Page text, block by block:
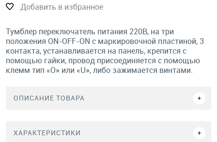
Добавить в избранное
Тумблер переключатель питания 220В, на три
положения ON-OFF-ON с маркировочной пластиной, 3
контакта, устанавливается на панель, крепится с
помощью гайки, провод присоединяется с помощью
клемм тип «O» или «U», либо зажимается винтами.
ОПИСАНИЕ ТОВАРА
ХАРАКТЕРИСТИКИ